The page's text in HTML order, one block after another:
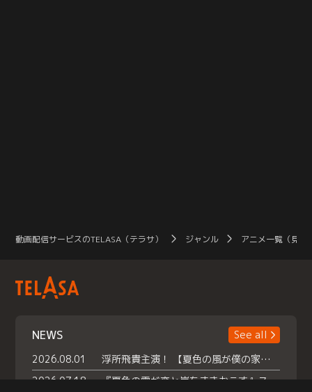
動画配信サービスのTELASA（テラサ） ジャンル アニメ一覧（見放
NEWS
See all
2026.08.01
浮所飛貴主演！ 【夏色の風が僕の家にやってきた】 本日よりテラサで独占配信スタート！
2026.07.18
『夏色の雲が恋と嵐をまきおこす』スペシャルメイキング 【Part1】2026年７月18日（土）23時30分～配信スタート！話題のシーンの裏側を大公開！豪華キャスト大集合！ 『武宮家 真夏の家族会議』開催！